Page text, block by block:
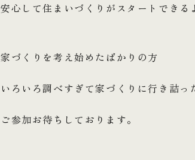
安心して住まいづくりがスタートできる
家づくりを考え始めたばかりの方
いろいろ調べすぎて家づくりに行き詰っ
ご参加お待ちしております。